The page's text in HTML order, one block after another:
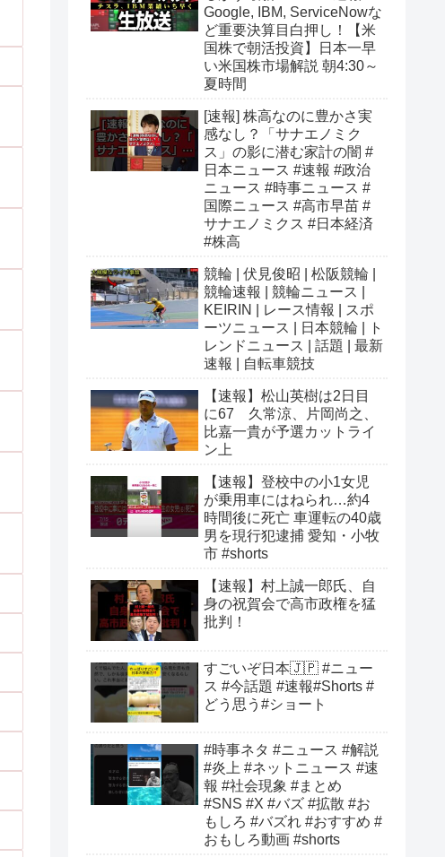
Google, IBM, ServiceNowな
ど重要決算目白押し！【米
国株で朝活投資】日本一早
い米国株市場解説 朝4:30～
夏時間
[速報] 株高なのに豊かさ実
感なし？「サナエノミク
ス」の影に潜む家計の闇 #
日本ニュース #速報 #政治
ニュース #時事ニュース #
国際ニュース #高市早苗 #
サナエノミクス #日本経済
#株高
競輪 | 伏見俊昭 | 松阪競輪 |
競輪速報 | 競輪ニュース |
KEIRIN | レース情報 | スポ
ーツニュース | 日本競輪 | ト
レンドニュース | 話題 | 最新
速報 | 自転車競技
【速報】松山英樹は2日目
に67 久常涼、片岡尚之、
比嘉一貴が予選カットライ
ン上
【速報】登校中の小1女児
が乗用車にはねられ…約4
時間後に死亡 車運転の40歳
男を現行犯逮捕 愛知・小牧
市 #shorts
【速報】村上誠一郎氏、自
身の祝賀会で高市政権を猛
批判！
すごいぞ日本🇯🇵 #ニュー
ス #今話題 #速報#Shorts #
どう思う#ショート
#時事ネタ #ニュース #解説
#炎上 #ネットニュース #速
報 #社会現象 #まとめ
#SNS #X #バズ #拡散 #お
もしろ #バズれ #おすすめ #
おもしろ動画 #shorts